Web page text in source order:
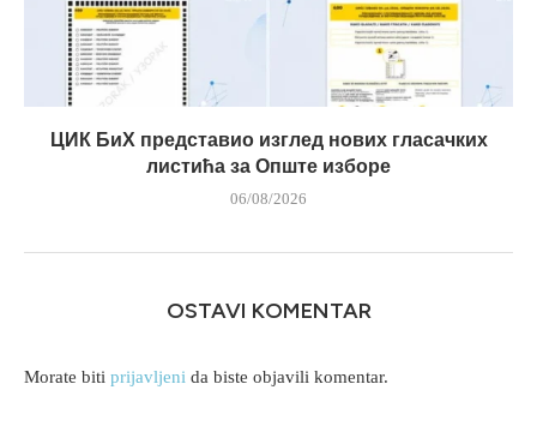
ЦИК БиХ представио изглед нових гласачких
листића за Опште изборе
06/08/2026
OSTAVI KOMENTAR
Morate biti prijavljeni da biste objavili komentar.